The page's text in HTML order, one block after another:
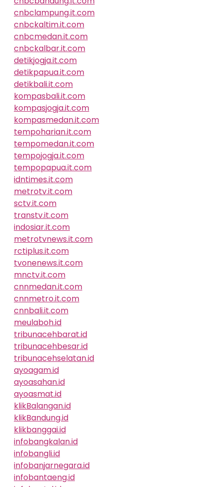
cnbclampung.it.com
cnbckaltim.it.com
cnbcmedan.it.com
cnbckalbar.it.com
detikjogja.it.com
detikpapua.it.com
detikbali.it.com
kompasbali.it.com
kompasjogja.it.com
kompasmedan.it.com
tempoharian.it.com
tempomedan.it.com
tempojogja.it.com
tempopapua.it.com
idntimes.it.com
metrotv.it.com
sctv.it.com
transtv.it.com
indosiar.it.com
metrotvnews.it.com
rctiplus.it.com
tvonenews.it.com
mnctv.it.com
cnnmedan.it.com
cnnmetro.it.com
cnnbali.it.com
meulaboh.id
tribunacehbarat.id
tribunacehbesar.id
tribunacehselatan.id
ayoagam.id
ayoasahan.id
ayoasmat.id
klikBalangan.id
klikBandung.id
klikbanggai.id
infobangkalan.id
infobangli.id
infobanjarnegara.id
infobantaeng.id